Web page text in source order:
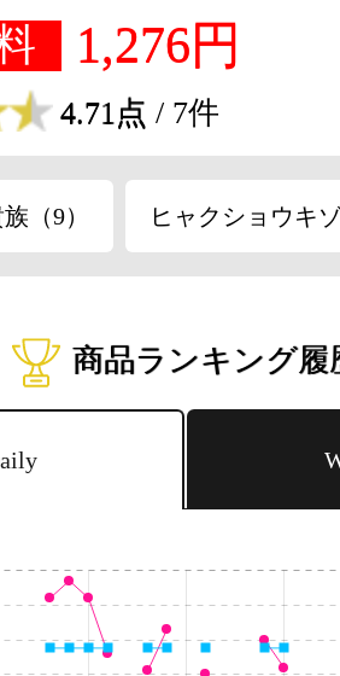
1,276円
4.71点 / 7件
（9） ヒャクショウキ
商品ランキング履